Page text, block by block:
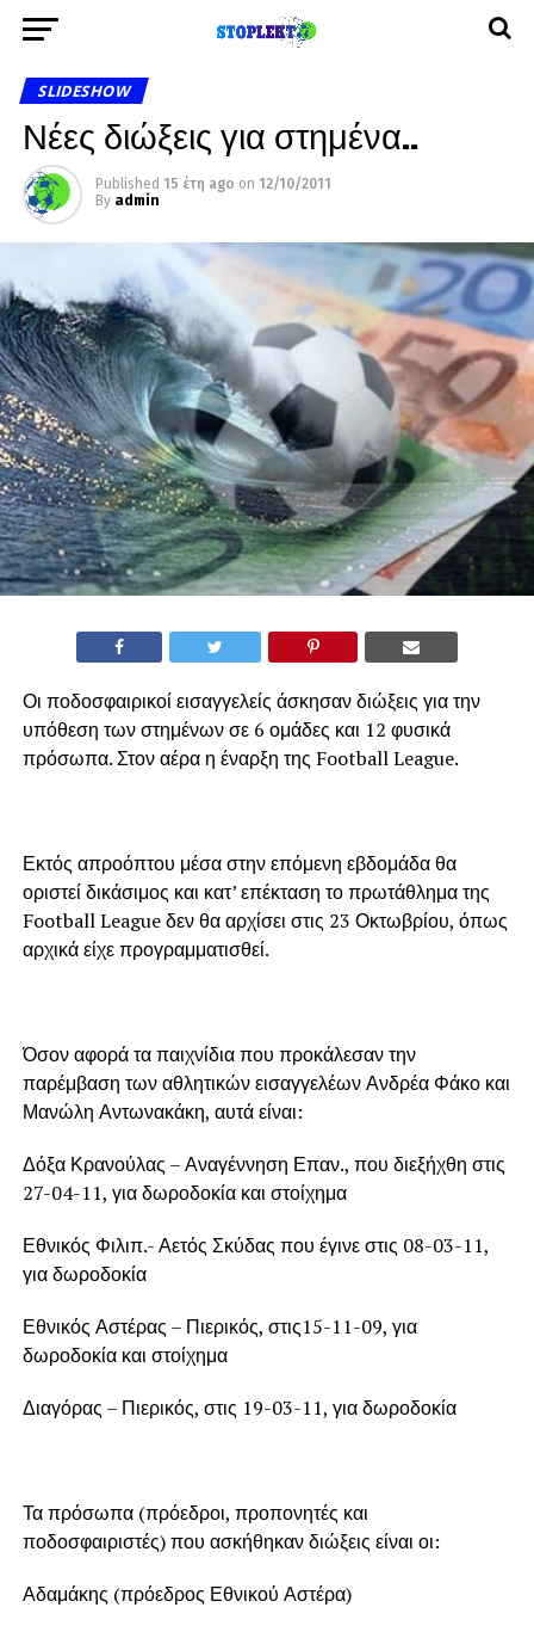
SLIDESHOW
Νέες διώξεις για στημένα..
Published 15 έτη ago on 12/10/2011
By admin
Οι ποδοσφαιρικοί εισαγγελείς άσκησαν διώξεις για την
υπόθεση των στημένων σε 6 ομάδες και 12 φυσικά
πρόσωπα. Στον αέρα η έναρξη της Football League.
Εκτός απροόπτου μέσα στην επόμενη εβδομάδα θα
οριστεί δικάσιμος και κατ’ επέκταση το πρωτάθλημα της
Football League δεν θα αρχίσει στις 23 Οκτωβρίου, όπως
αρχικά είχε προγραμματισθεί.
Όσον αφορά τα παιχνίδια που προκάλεσαν την
παρέμβαση των αθλητικών εισαγγελέων Ανδρέα Φάκο και
Μανώλη Αντωνακάκη, αυτά είναι:
Δόξα Κρανούλας – Αναγέννηση Επαν., που διεξήχθη στις
27-04-11, για δωροδοκία και στοίχημα
Εθνικός Φιλιπ.- Αετός Σκύδας που έγινε στις 08-03-11,
για δωροδοκία
Εθνικός Αστέρας – Πιερικός, στις15-11-09, για
δωροδοκία και στοίχημα
Διαγόρας – Πιερικός, στις 19-03-11, για δωροδοκία
Τα πρόσωπα (πρόεδροι, προπονητές και
ποδοσφαιριστές) που ασκήθηκαν διώξεις είναι οι:
Αδαμάκης (πρόεδρος Εθνικού Αστέρα)